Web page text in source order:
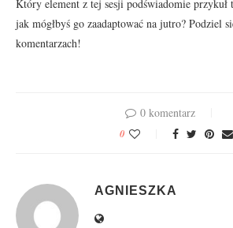
Który element z tej sesji podświadomie
jak mógłbyś go zaadaptować na jutro? Podziel
komentarzach!
0 komentarz
0
AGNIESZKA